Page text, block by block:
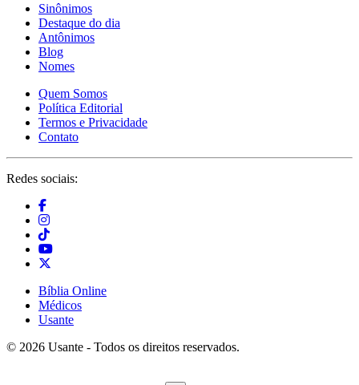
Sinônimos
Destaque do dia
Antônimos
Blog
Nomes
Quem Somos
Política Editorial
Termos e Privacidade
Contato
Redes sociais:
Bíblia Online
Médicos
Usante
© 2026 Usante - Todos os direitos reservados.